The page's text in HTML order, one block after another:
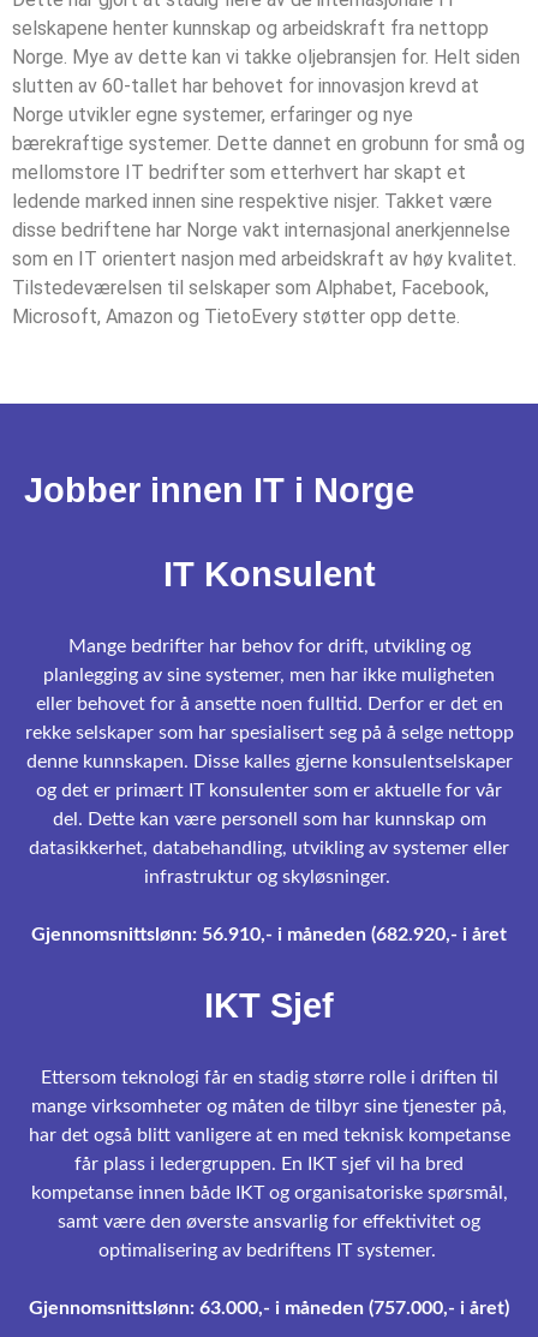
selskapene henter kunnskap og arbeidskraft fra nettopp
Norge. Mye av dette kan vi takke oljebransjen for. Helt siden
slutten av 60-tallet har behovet for innovasjon krevd at
Norge utvikler egne systemer, erfaringer og nye
bærekraftige systemer. Dette dannet en grobunn for små og
mellomstore IT bedrifter som etterhvert har skapt et
ledende marked innen sine respektive nisjer. Takket være
disse bedriftene har Norge vakt internasjonal anerkjennelse
som en IT orientert nasjon med arbeidskraft av høy kvalitet.
Tilstedeværelsen til selskaper som Alphabet, Facebook,
Microsoft, Amazon og TietoEvery støtter opp dette.
Jobber innen IT i Norge
IT Konsulent
Mange bedrifter har behov for drift, utvikling og
planlegging av sine systemer, men har ikke muligheten
eller behovet for å ansette noen fulltid. Derfor er det en
rekke selskaper som har spesialisert seg på å selge nettopp
denne kunnskapen. Disse kalles gjerne konsulentselskaper
og det er primært IT konsulenter som er aktuelle for vår
del. Dette kan være personell som har kunnskap om
datasikkerhet, databehandling, utvikling av systemer eller
infrastruktur og skyløsninger.
Gjennomsnittslønn: 56.910,- i måneden (682.920,- i året
IKT Sjef
Ettersom teknologi får en stadig større rolle i driften til
mange virksomheter og måten de tilbyr sine tjenester på,
har det også blitt vanligere at en med teknisk kompetanse
får plass i ledergruppen. En IKT sjef vil ha bred
kompetanse innen både IKT og organisatoriske spørsmål,
samt være den øverste ansvarlig for effektivitet og
optimalisering av bedriftens IT systemer.
Gjennomsnittslønn: 63.000,- i måneden (757.000,- i året)